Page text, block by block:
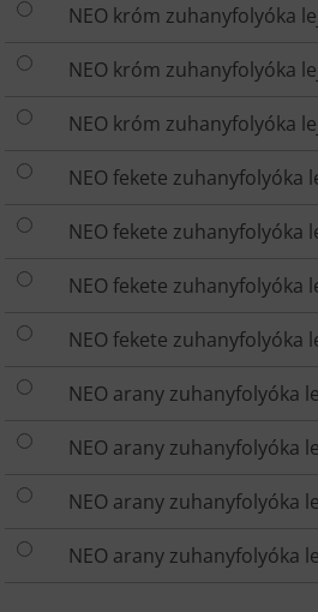
NEO króm zuhanyfolyóka
NEO króm zuhanyfolyóka
NEO króm zuhanyfolyóka
NEO fekete zuhanyfolyóka
NEO fekete zuhanyfolyóka
NEO fekete zuhanyfolyóka
NEO fekete zuhanyfolyóka
NEO arany zuhanyfolyóka
NEO arany zuhanyfolyóka
NEO arany zuhanyfolyóka
NEO arany zuhanyfolyóka